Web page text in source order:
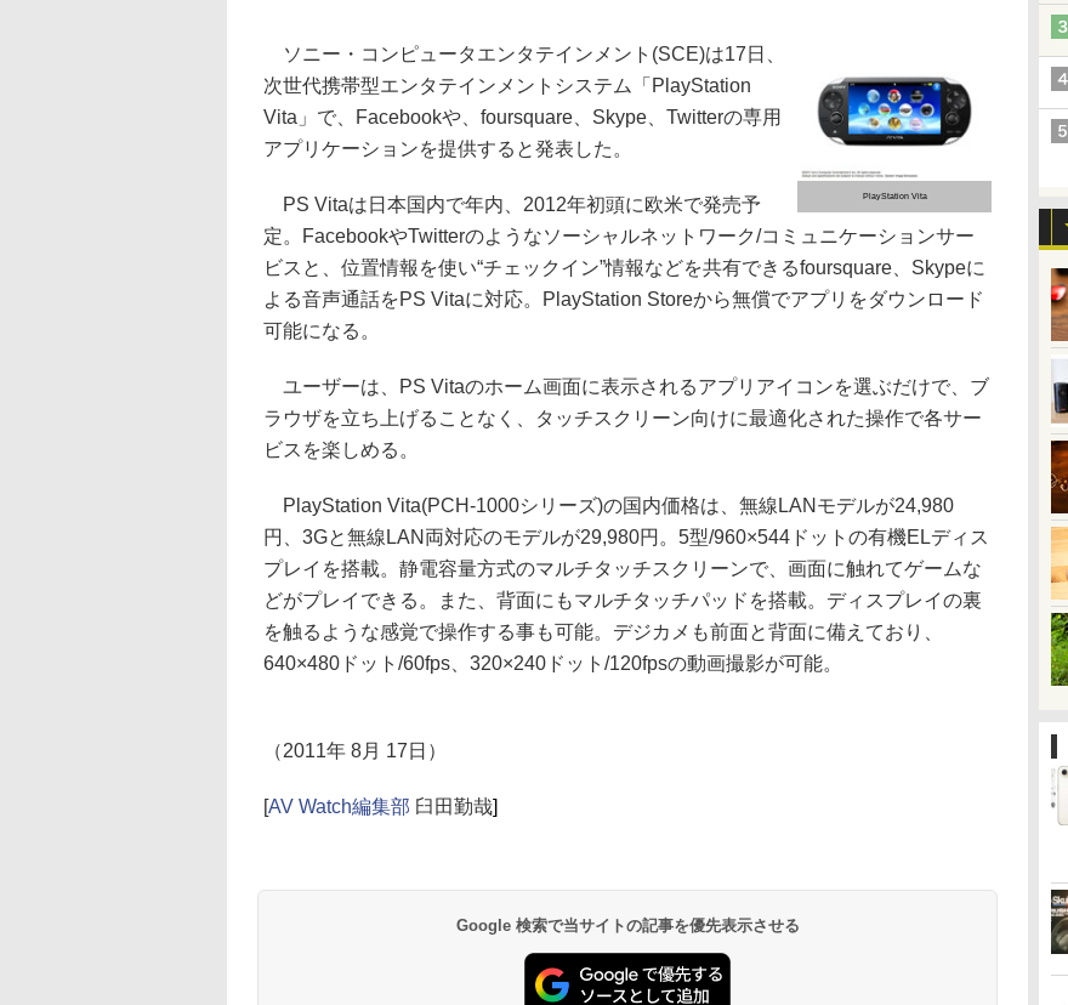
PlayStation Vita
ソニー・コンピュータエンタテインメント(SCE)は17日、
次世代携帯型エンタテインメントシステム「PlayStation
Vita」で、Facebookや、foursquare、Skype、Twitterの専用
アプリケーションを提供すると発表した。
PS Vitaは日本国内で年内、2012年初頭に欧米で発売予
定。FacebookやTwitterのようなソーシャルネットワーク/コミュニケーションサー
ビスと、位置情報を使い“チェックイン”情報などを共有できるfoursquare、Skypeに
よる音声通話をPS Vitaに対応。PlayStation Storeから無償でアプリをダウンロード
可能になる。
ユーザーは、PS Vitaのホーム画面に表示されるアプリアイコンを選ぶだけで、ブ
ラウザを立ち上げることなく、タッチスクリーン向けに最適化された操作で各サー
ビスを楽しめる。
PlayStation Vita(PCH-1000シリーズ)の国内価格は、無線LANモデルが24,980
円、3Gと無線LAN両対応のモデルが29,980円。5型/960×544ドットの有機ELディス
プレイを搭載。静電容量方式のマルチタッチスクリーンで、画面に触れてゲームな
どがプレイできる。また、背面にもマルチタッチパッドを搭載。ディスプレイの裏
を触るような感覚で操作する事も可能。デジカメも前面と背面に備えており、
640×480ドット/60fps、320×240ドット/120fpsの動画撮影が可能。
（2011年 8月 17日）
[AV Watch編集部 臼田勤哉]
Google 検索で当サイトの記事を優先表示させる